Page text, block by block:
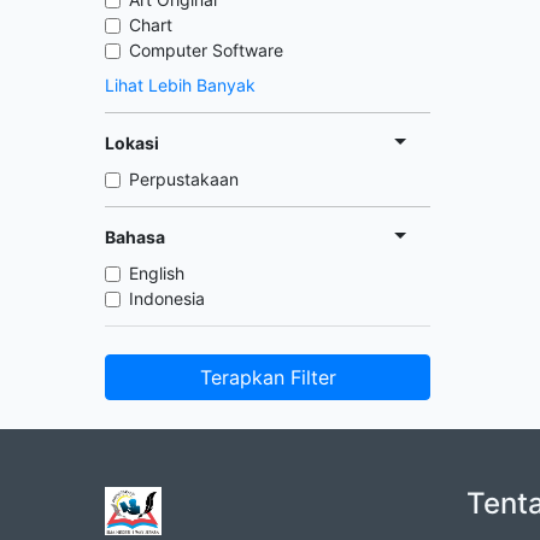
Chart
Computer Software
Lihat Lebih Banyak
Lokasi
Perpustakaan
Bahasa
English
Indonesia
Terapkan Filter